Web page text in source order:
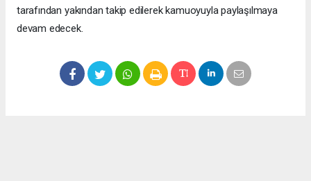
tarafından yakından takip edilerek kamuoyuyla paylaşılmaya
devam edecek.